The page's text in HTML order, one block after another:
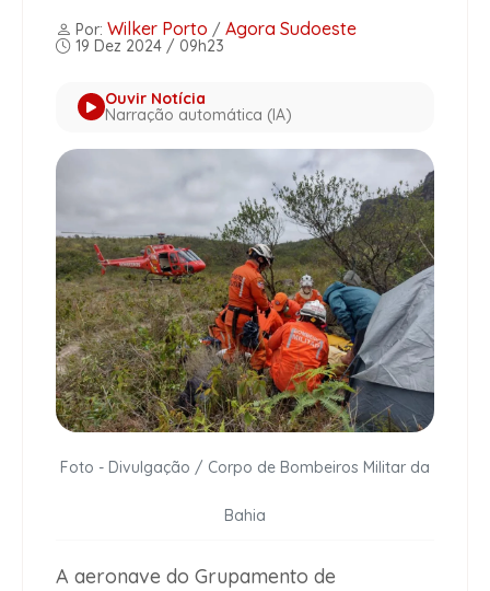
Por: Wilker Porto / Agora Sudoeste
19 Dez 2024 / 09h23
Ouvir Notícia
Narração automática (IA)
Foto - Divulgação / Corpo de Bombeiros Militar da
Bahia
A aeronave do Grupamento de